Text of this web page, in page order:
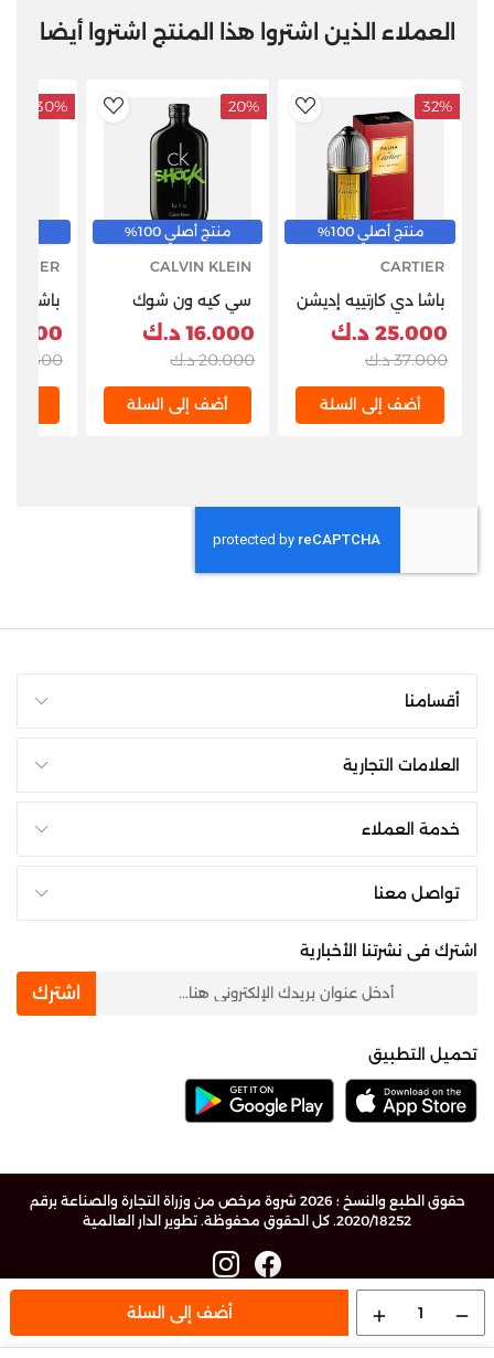
remove
1
add أضف إلى السلة
العملاء الذين اشتروا هذا المنتج اشتروا أيضا
AddToWishlist
32%
منتج أصلي 100%
CARTIER
باشا دي كارتييه إديشن
نوار إصدار محدود
ذهبي-EDT-100ML-
25.000 د.ك
37.000 د.ك
أضف إلى السلة
20%
منتج أصلي 100%
CALVIN KLEIN
سي كيه ون شوك
للرجال - أو دو تواليت -
16.000 د.ك
20.000 د.ك
أضف إلى السلة
30%
باشا دي
سبورت
27.000
38.500 د.ك
أقسامنا
العلامات التجارية
خدمة العملاء
تواصل معنا
اشترك فى نشرتنا الأخبارية
اشترك
تحميل التطبيق
حقوق الطبع والنسخ ؛ 2026 شروة مرخص من وزراة التجارة والصناعة برقم
2020/18252. كل الحقوق محفوظة.
تطوير الدار العالمية